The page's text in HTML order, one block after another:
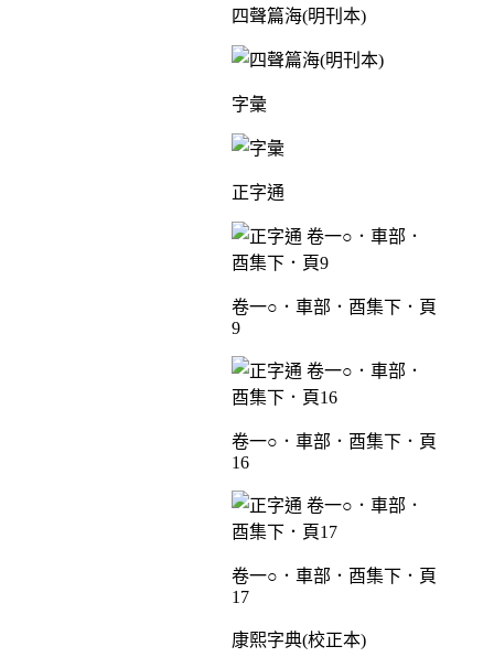
四聲篇海(明刊本)
字彙
正字通
卷一○．車部．酉集下．頁
9
卷一○．車部．酉集下．頁
16
卷一○．車部．酉集下．頁
17
康熙字典(校正本)